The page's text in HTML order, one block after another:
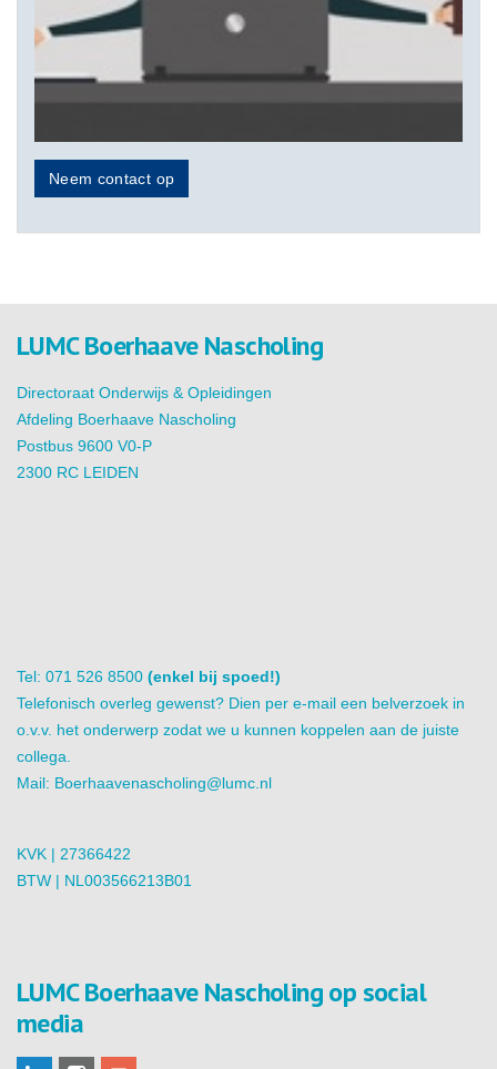
Neem contact op
LUMC Boerhaave Nascholing
Directoraat Onderwijs & Opleidingen
Afdeling Boerhaave Nascholing
Postbus 9600 V0-P
2300 RC LEIDEN
Tel: 071 526 8500 (enkel bij spoed!)
Telefonisch overleg gewenst? Dien per e-mail een belverzoek in
o.v.v. het onderwerp zodat we u kunnen koppelen aan de juiste
collega.
Mail: Boerhaavenascholing@lumc.nl
KVK | 27366422
BTW | NL003566213B01
LUMC Boerhaave Nascholing op social
media